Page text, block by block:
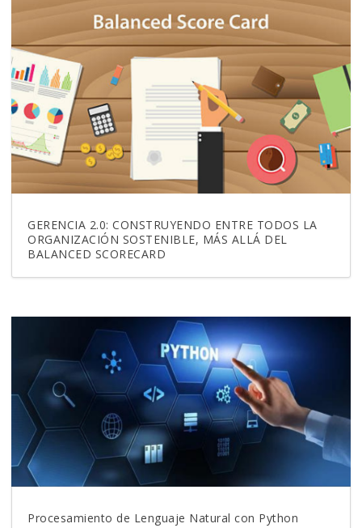
GERENCIA 2.0: CONSTRUYENDO ENTRE TODOS LA
ORGANIZACIÓN SOSTENIBLE, MÁS ALLÁ DEL
BALANCED SCORECARD
Procesamiento de Lenguaje Natural con Python